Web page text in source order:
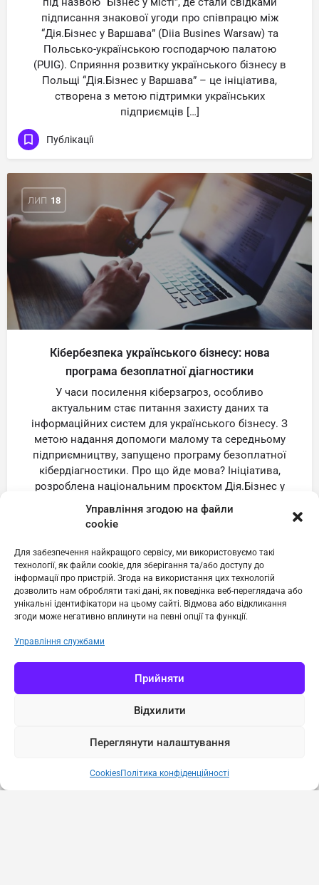
Управління згодою на файли
cookie
Для забезпечення найкращого сервісу, ми використовуємо такі
технології, як файли cookie, для зберігання та/або доступу до
інформації про пристрій. Згода на використання цих технологій
дозволить нам обробляти такі дані, як поведінка веб-переглядача або
унікальні ідентифікатори на цьому сайті. Відмова або відкликання
згоди може негативно вплинути на певні опції та функції.
Управління службами
Прийняти
Відхилити
Переглянути налаштування
CookiesПолітика конфіденційності
підписання знакової угоди про співпрацю між
“Дія.Бізнес у Варшава” (Diia Busines Warsaw) та
Польсько-українською господарчою палатою
(PUIG). Сприяння розвитку українського бізнесу в
Польщі “Дія.Бізнес у Варшава” – це ініціатива,
створена з метою підтримки українських
підприємців […]
Публікації
ЛИП 18
Кібербезпека українського бізнесу: нова
програма безоплатної діагностики
У часи посилення кіберзагроз, особливо
актуальним стає питання захисту даних та
інформаційних систем для українського бізнесу. З
метою надання допомоги малому та середньому
підприємництву, запущено програму безоплатної
кібердіагностики. Про що йде мова? Ініціатива,
розроблена національним проєктом Дія.Бізнес у
співпраці з партнерами, пропонує 500 компаніям
МСБ скористатися комплексною перевіркою своєї
вразливостей. Хто […]
Публікації